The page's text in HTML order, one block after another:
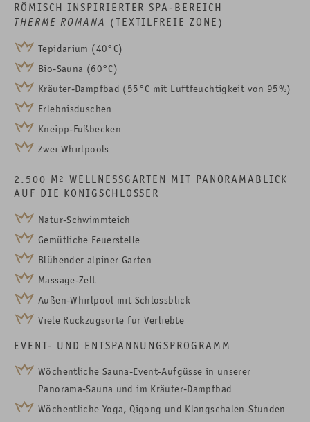
RÖMISCH INSPIRIERTER SPA-BEREICH
THERME ROMANA (TEXTILFREIE ZONE)
Tepidarium (40°C)
Bio-Sauna (60°C)
Kräuter-Dampfbad (55°C mit Luftfeuchtigkeit von 95%)
Erlebnisduschen
Kneipp-Fußbecken
Zwei Whirlpools
2.500 M2 WELLNESSGARTEN MIT PANORAMABLICK
AUF DIE KÖNIGSCHLÖSSER
Natur-Schwimmteich
Gemütliche Feuerstelle
Blühender alpiner Garten
Massage-Zelt
Außen-Whirlpool mit Schlossblick
Viele Rückzugsorte für Verliebte
EVENT- UND ENTSPANNUNGSPROGRAMM
Wöchentliche Sauna-Event-Aufgüsse in unserer
Panorama-Sauna und im Kräuter-Dampfbad
Wöchentliche Yoga, Qigong und Klangschalen-Stunden